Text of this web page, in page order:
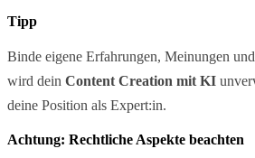
Tipp
Binde eigene Erfahrungen, Meinungen
wird dein Content Creation mit KI
deine Position als Expert:in.
Achtung: Rechtliche Aspekte beachten